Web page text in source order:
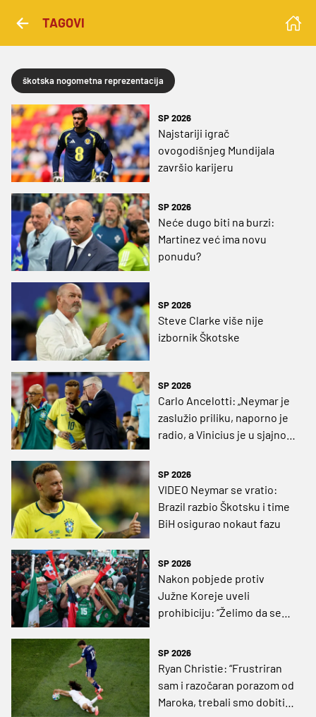
TAGOVI
škotska nogometna reprezentacija
SP 2026
Najstariji igrač
ovogodišnjeg Mundijala
završio karijeru
SP 2026
Neće dugo biti na burzi:
Martinez već ima novu
ponudu?
SP 2026
Steve Clarke više nije
izbornik Škotske
SP 2026
Carlo Ancelotti: „Neymar je
zaslužio priliku, naporno je
radio, a Vinicius je u sjajnoj
SP 2026
VIDEO Neymar se vratio:
Brazil razbio Škotsku i time
BiH osigurao nokaut fazu
SP 2026
Nakon pobjede protiv
Južne Koreje uveli
prohibiciju: “Želimo da se
alkohola”
SP 2026
Ryan Christie: “Frustriran
sam i razočaran porazom od
Maroka, trebali smo dobiti